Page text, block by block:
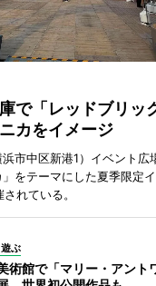
で「レッドブリッ
カをイメージ
市中区新港1）イベント広
をテーマにした夏季限定
れている。
ぶ
術館で「マリー・アント